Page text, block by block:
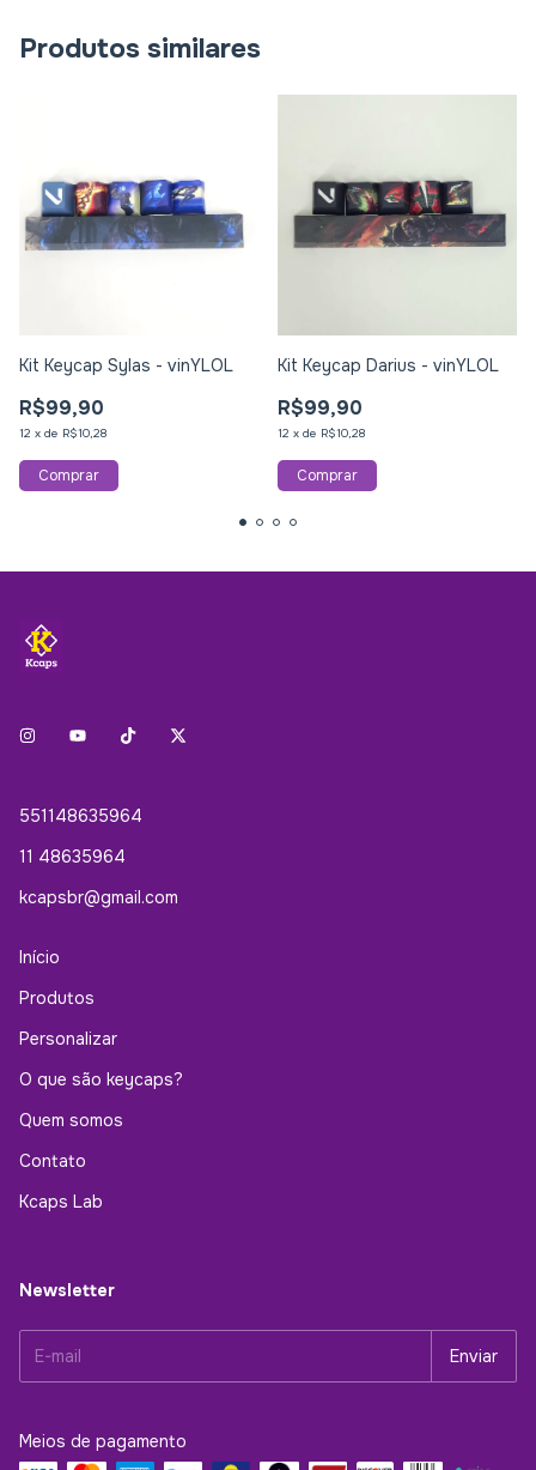
Produtos similares
Kit Keycap Sylas - vinYLOL
R$99,90
12 x de R$10,28
Kit Keycap Darius - vinYLOL
R$99,90
12 x de R$10,28
551148635964
11 48635964
kcapsbr@gmail.com
Início
Produtos
Personalizar
O que são keycaps?
Quem somos
Contato
Kcaps Lab
Newsletter
Meios de pagamento